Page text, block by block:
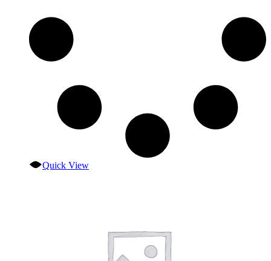
Quick View